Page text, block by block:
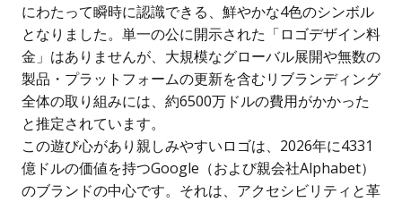
にわたって瞬時に認識できる、鮮やかな4色のシンボル
となりました。単一の公に開示された「ロゴデザイン料
金」はありませんが、大規模なグローバル展開や無数の
製品・プラットフォームの更新を含むリブランディング
全体の取り組みには、約6500万ドルの費用がかかった
と推定されています。
この遊び心があり親しみやすいロゴは、2026年に4331
億ドルの価値を持つGoogle（および親会社Alphabet）
のブランドの中心です。それは、アクセシビリティと革